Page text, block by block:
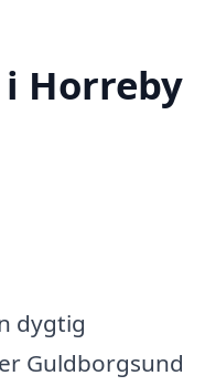
Horreby
dygtig
Guldborgsund